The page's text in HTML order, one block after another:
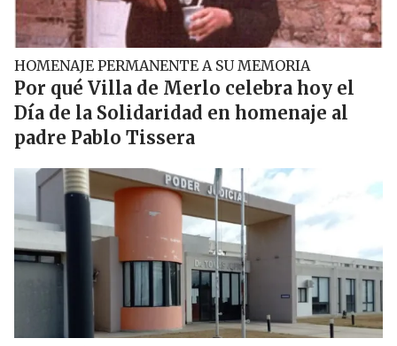
HOMENAJE PERMANENTE A SU MEMORIA
Por qué Villa de Merlo celebra hoy el
Día de la Solidaridad en homenaje al
padre Pablo Tissera